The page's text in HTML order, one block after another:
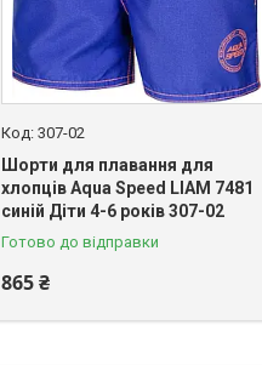
307-02
Шорти для плавання для
хлопців Aqua Speed LIAM 7481
синій Діти 4-6 років 307-02
Готово до відправки
865 ₴